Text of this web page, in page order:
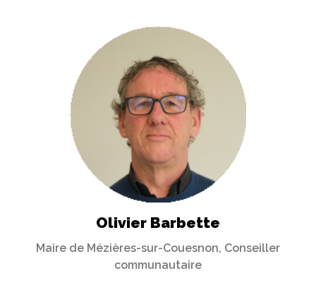
Olivier Barbette
Maire de Mézières-sur-Couesnon, Conseiller
communautaire